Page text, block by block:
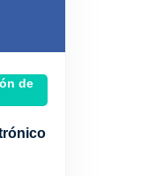
de